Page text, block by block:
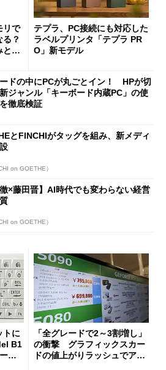
リで
？
と
テプラ、PC接続にも対応した
ラベルプリンタ「テプラ PR
O」新モデル
ドの中にPCが丸ごとイン！ HPが切
ジャンル「キーボード内蔵PC」の使
徹底検証
とFINCHIがタッグを組み、新メディ
on GOETHE）
徹×藤田晋】AI時代でも変わらない経営
on GOETHE）
トに
B1
「全グレードで2～3割増し」
の衝撃 グラフィックスカー
ドの値上がりラッシュでアキ